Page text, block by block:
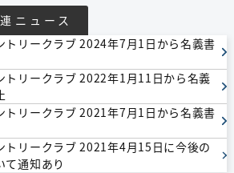
14 成約金額：35万円（税込）
会員種別：
18 依頼金額：35万円（税込）
18 成約金額：30万円（税込）
会員種別：
18 依頼金額：相談（税込）
18 成約金額：30万円（税込）
ニュース
トリークラブ 2024年7月1日から名義書
トリークラブ 2022年1月11日から名義
トリークラブ 2021年7月1日から名義書
トリークラブ 2021年4月15日に今後の
て通知あり